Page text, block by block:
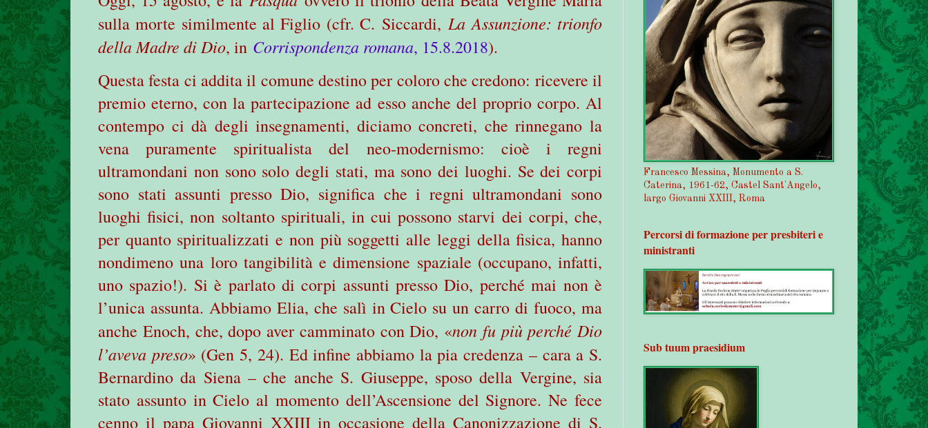
sulla morte similmente al Figlio (cfr. C. Siccardi,La Assunzione: trionfo
della Madre di Dio, in Corrispondenza romana, 15.8.2018).
Questa festa ci addita il comune destino per coloro che credono: ricevere il
premio eterno, con la partecipazione ad esso anche del proprio corpo. Al
contempo ci dà degli insegnamenti, diciamo concreti, che rinnegano la
vena puramente spiritualista del neo-modernismo: cioè i regni
ultramondani non sono solo degli stati, ma sono dei luoghi. Se dei corpi
sono stati assunti presso Dio, significa che i regni ultramondani sono
luoghi fisici, non soltanto spirituali, in cui possono starvi dei corpi, che,
per quanto spiritualizzati e non più soggetti alle leggi della fisica, hanno
nondimeno una loro tangibilità e dimensione spaziale (occupano, infatti,
uno spazio!). Si è parlato di corpi assunti presso Dio, perché mai non è
l’unica assunta. Abbiamo Elia, che salì in Cielo su un carro di fuoco, ma
anche Enoch, che, dopo aver camminato con Dio, «non fu più perché Dio
l’aveva preso» (Gen 5, 24). Ed infine abbiamo la pia credenza – cara a S.
Bernardino da Siena – che anche S. Giuseppe, sposo della Vergine, sia
stato assunto in Cielo al momento dell’Ascensione del Signore. Ne fece
cenno il papa Giovanni XXIII in occasione della Canonizzazione di S.
Francesco Messina, Monumento a S.
Caterina, 1961-62, Castel Sant'Angelo,
largo Giovanni XXIII, Roma
Percorsi di formazione per presbiteri e
ministranti
Sub tuum praesidium